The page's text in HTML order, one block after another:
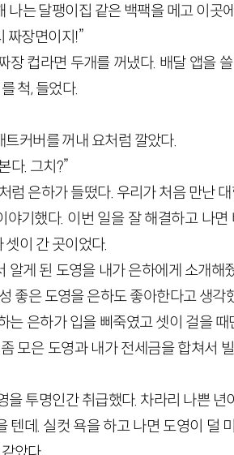
나는 달팽이집 같은 백팩을 메고 이곳
짜장면이지!”
장 컵라면 두개를 꺼냈다. 배달 앱을
척, 들었다.
커버를 꺼내 요처럼 깔았다.
다. 그치?”
럼 은하가 들떴다. 우리가 처음 만난
야기했다. 이번 일을 잘 해결하고 나
셋이 간 곳이었다.
알게 된 도영을 내가 은하에게 소개
좋은 도영을 은하도 좋아한다고 생
는 은하가 입을 삐죽였고 셋이 걸을
모은 도영과 내가 전세금을 합쳐서
을 투명인간 취급했다. 차라리 나쁜
텐데. 실컷 욕을 하고 나면 도영이 덜